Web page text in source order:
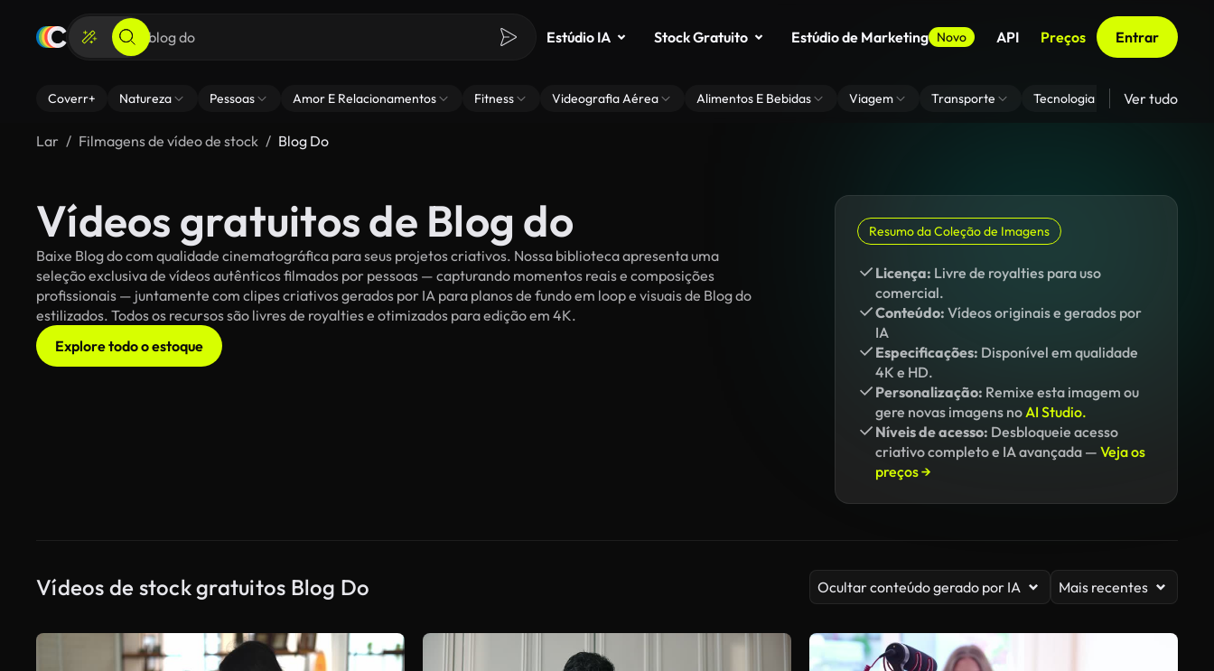
Estúdio IA Stock Gratuito Estúdio de Marketing Novo API Preços Entrar
Coverr+ Natureza Pessoas Amor E Relacionamentos Fitness Videografia Aérea Alimentos E Bebidas Viagem Transporte Tecnologia Zoom De
Ver tudo
Lar Filmagens de vídeo de stock Blog Do
Vídeos gratuitos de Blog do
Baixe Blog do com qualidade cinematográfica para seus projetos criativos. Nossa biblioteca apresenta uma
seleção exclusiva de vídeos autênticos filmados por pessoas — capturando momentos reais e composições
profissionais — juntamente com clipes criativos gerados por IA para planos de fundo em loop e visuais de Blog do
estilizados. Todos os recursos são livres de royalties e otimizados para edição em 4K.
Explore todo o estoque
Resumo da Coleção de Imagens
Licença: Livre de royalties para uso
comercial.
Conteúdo: Vídeos originais e gerados por
IA
Especificações: Disponível em qualidade
4K e HD.
Personalização: Remixe esta imagem ou
gere novas imagens noAI Studio.
Níveis de acesso: Desbloqueie acesso
criativo completo e IA avançada — Veja os
preços →
Vídeos de stock gratuitos Blog Do Ocultar conteúdo gerado por IA Mais recentes